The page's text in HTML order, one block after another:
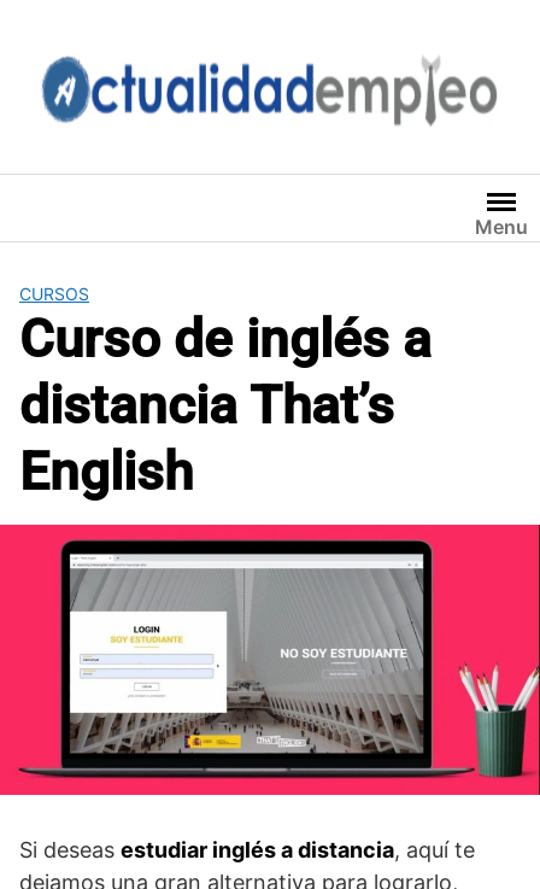
contenido
Menu
CURSOS
Curso de inglés a
distancia That’s
English
Si deseas estudiar inglés a distancia, aquí te
dejamos una gran alternativa para lograrlo,